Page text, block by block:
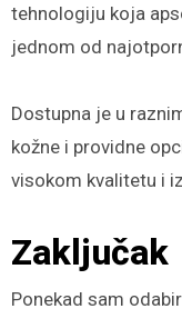
tehnologiju koja
jednom od
Dostupna je u
kožne i providne
visokom kvalitetu i
Zaključak
Ponekad sam